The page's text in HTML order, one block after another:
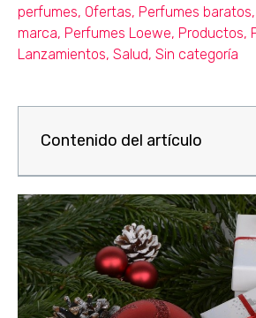
perfumes, Ofertas, Perfumes baratos,
marca, Perfumes Loewe, Productos,
Lanzamientos, Salud, Sin categoría
Contenido del artículo